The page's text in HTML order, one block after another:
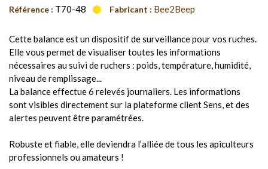
Référence : T70-48 Fabricant : Bee2Beep
Cette balance est un dispositif de surveillance pour vos ruches.
Elle vous permet de visualiser toutes les informations
nécessaires au suivi de ruchers : poids, température, humidité,
niveau de remplissage...
La balance effectue 6 relevés journaliers. Les informations
sont visibles directement sur la plateforme client Sens, et des
alertes peuvent être paramétrées.
Robuste et fiable, elle deviendra l’alliée de tous les apiculteurs
professionnels ou amateurs !